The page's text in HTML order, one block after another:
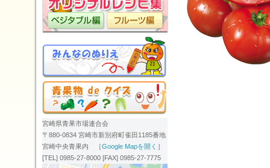
宮崎県青果市場連合会
〒880-0834 宮崎市新別府町雀田1185番地
宮崎中央青果内 ［Google Mapを開く ］
[TEL] 0985-27-8000 [FAX] 0985-27-7775